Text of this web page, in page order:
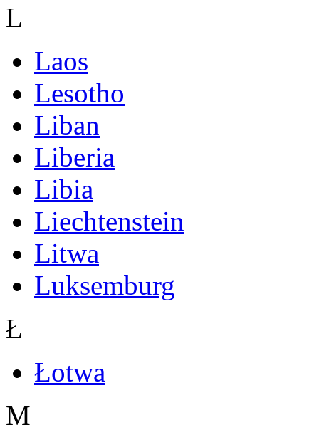
L
Laos
Lesotho
Liban
Liberia
Libia
Liechtenstein
Litwa
Luksemburg
Ł
Łotwa
M